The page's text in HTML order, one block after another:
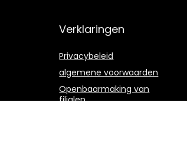
Verklaringen
Privacybeleid
algemene voorwaarden
Openbaarmaking van
filialen